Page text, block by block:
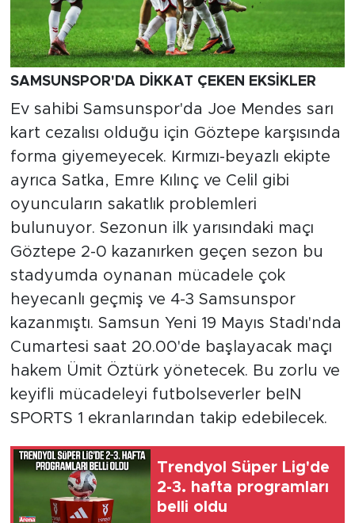
SAMSUNSPOR'DA DİKKAT ÇEKEN EKSİKLER
Ev sahibi Samsunspor'da Joe Mendes sarı
kart cezalısı olduğu için Göztepe karşısında
forma giyemeyecek. Kırmızı-beyazlı ekipte
ayrıca Satka, Emre Kılınç ve Celil gibi
oyuncuların sakatlık problemleri
bulunuyor. Sezonun ilk yarısındaki maçı
Göztepe 2-0 kazanırken geçen sezon bu
stadyumda oynanan mücadele çok
heyecanlı geçmiş ve 4-3 Samsunspor
kazanmıştı. Samsun Yeni 19 Mayıs Stadı'nda
Cumartesi saat 20.00'de başlayacak maçı
hakem Ümit Öztürk yönetecek. Bu zorlu ve
keyifli mücadeleyi futbolseverler beIN
SPORTS 1 ekranlarından takip edebilecek.
Trendyol Süper Lig'de
2-3. hafta programları
belli oldu